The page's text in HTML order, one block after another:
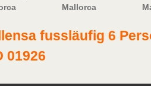
Mallorca
fussläufig 6
01926